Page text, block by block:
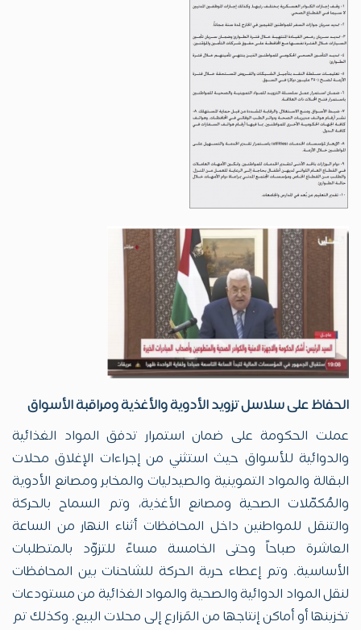
الحفاظ على سلاسل تزويد الأدوية والأغذية ومراقبة الأسواق
عملت الحكومة على ضمان استمرار تدفق المواد الغذائية
والدوائية للأسواق حيث استثني من إجراءات الإغلاق محلات
البقالة والمواد التموينية والصيدليات والمخابر ومصانع الأدوية
والمُكمّلات الصحية ومصانع الأغذية، وتم السماح بالحركة
والتنقل للمواطنين داخل المحافظات أثناء النهار من الساعة
العاشرة صباحاً وحتى الخامسة مساءً للتزوّد بالمتطلبات
الأساسية. وتم إعطاء حرية الحركة للشاحنات بين المحافظات
لنقل المواد الدوائية والصحية والمواد الغذائية من مستودعات
تخزينها أو أماكن إنتاجها من المَزارع إلى محلات البيع. وكذلك تم